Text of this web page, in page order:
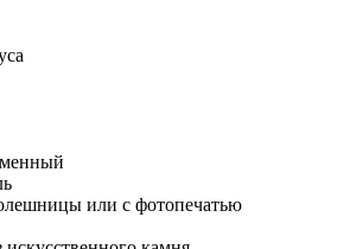
или с фотопечатью